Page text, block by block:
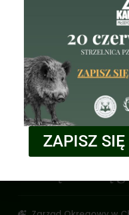
XXVI Mistrzostwa
13 czerwca 2026 r.
REGULAMIN ZAWODÓW
Mistrzostwa Okręgu PZŁ
20 maja 2026
ZAPISZ